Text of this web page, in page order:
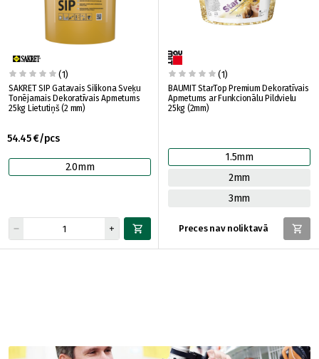
(1)
SAKRET SIP Gatavais Silikona Sveķu
Tonējamais Dekoratīvais Apmetums
25kg Lietutiņš (2 mm)
54.45 €/pcs
2.0mm
(1)
BAUMIT StarTop Premium Dekoratīvais
Apmetums ar Funkcionālu Pildvielu
25kg (2mm)
1.5mm
2mm
3mm
Preces nav noliktavā